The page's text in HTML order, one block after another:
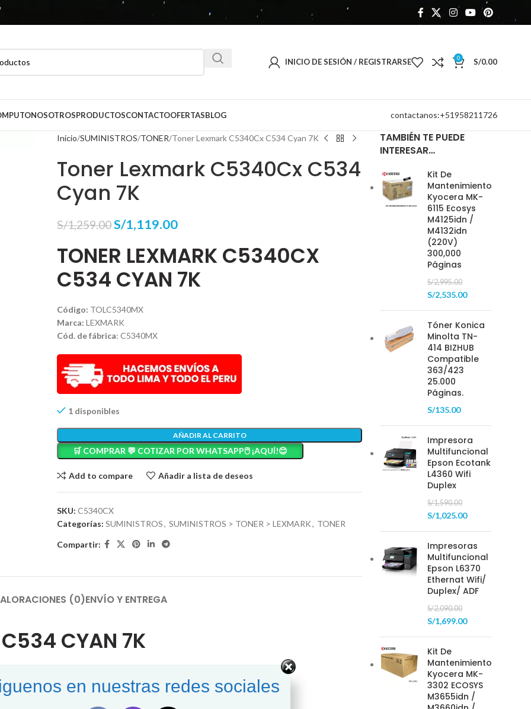
INICIO DE SESIÓN / REGISTRARSE 0 S/0.00
NOSOTROSPRODUCTOSCONTACTOOFERTASBLOG contactanos:+51958211726
Inicio SUMINISTROS TONER Toner Lexmark C5340Cx C534 Cyan 7K
Toner Lexmark C5340Cx C534
Cyan 7K
S/1,259.00S/1,119.00
TONER LEXMARK C5340CX
C534 CYAN 7K
Código: TOLC5340MX
Marca: LEXMARK
Cód. de fábrica: C5340MX
1 disponibles
AÑADIR AL CARRITO
🛒 COMPRAR 💬 COTIZAR POR WHATSAPP🖱️ ¡AQUÍ!😊
Add to compare Añadir a lista de deseos
SKU:C5340CX
Categorías: SUMINISTROS , SUMINISTROS > TONER > LEXMARK , TONER
Compartir:
(0)ENVÍO Y ENTREGA
CYAN 7K
TAMBIÉN TE PUEDE
INTERESAR…
Kit De
Mantenimiento
Kyocera MK-
6115 Ecosys
M4125idn /
M4132idn
(220V)
300,000
Páginas
S/2,995.00
S/2,535.00
Tóner Konica
Minolta TN-
414 BIZHUB
Compatible
363/423
25.000
Páginas.
S/135.00
Impresora
Multifuncional
Epson Ecotank
L4360 Wifi
Duplex
S/1,590.00
S/1,025.00
Impresoras
Multifuncional
Epson L6370
Ethernat Wifi/
Duplex/ ADF
S/2,090.00
S/1,699.00
Kit De
Mantenimiento
Kyocera MK-
3302 ECOSYS
M3655idn /
en nuestras redes sociales